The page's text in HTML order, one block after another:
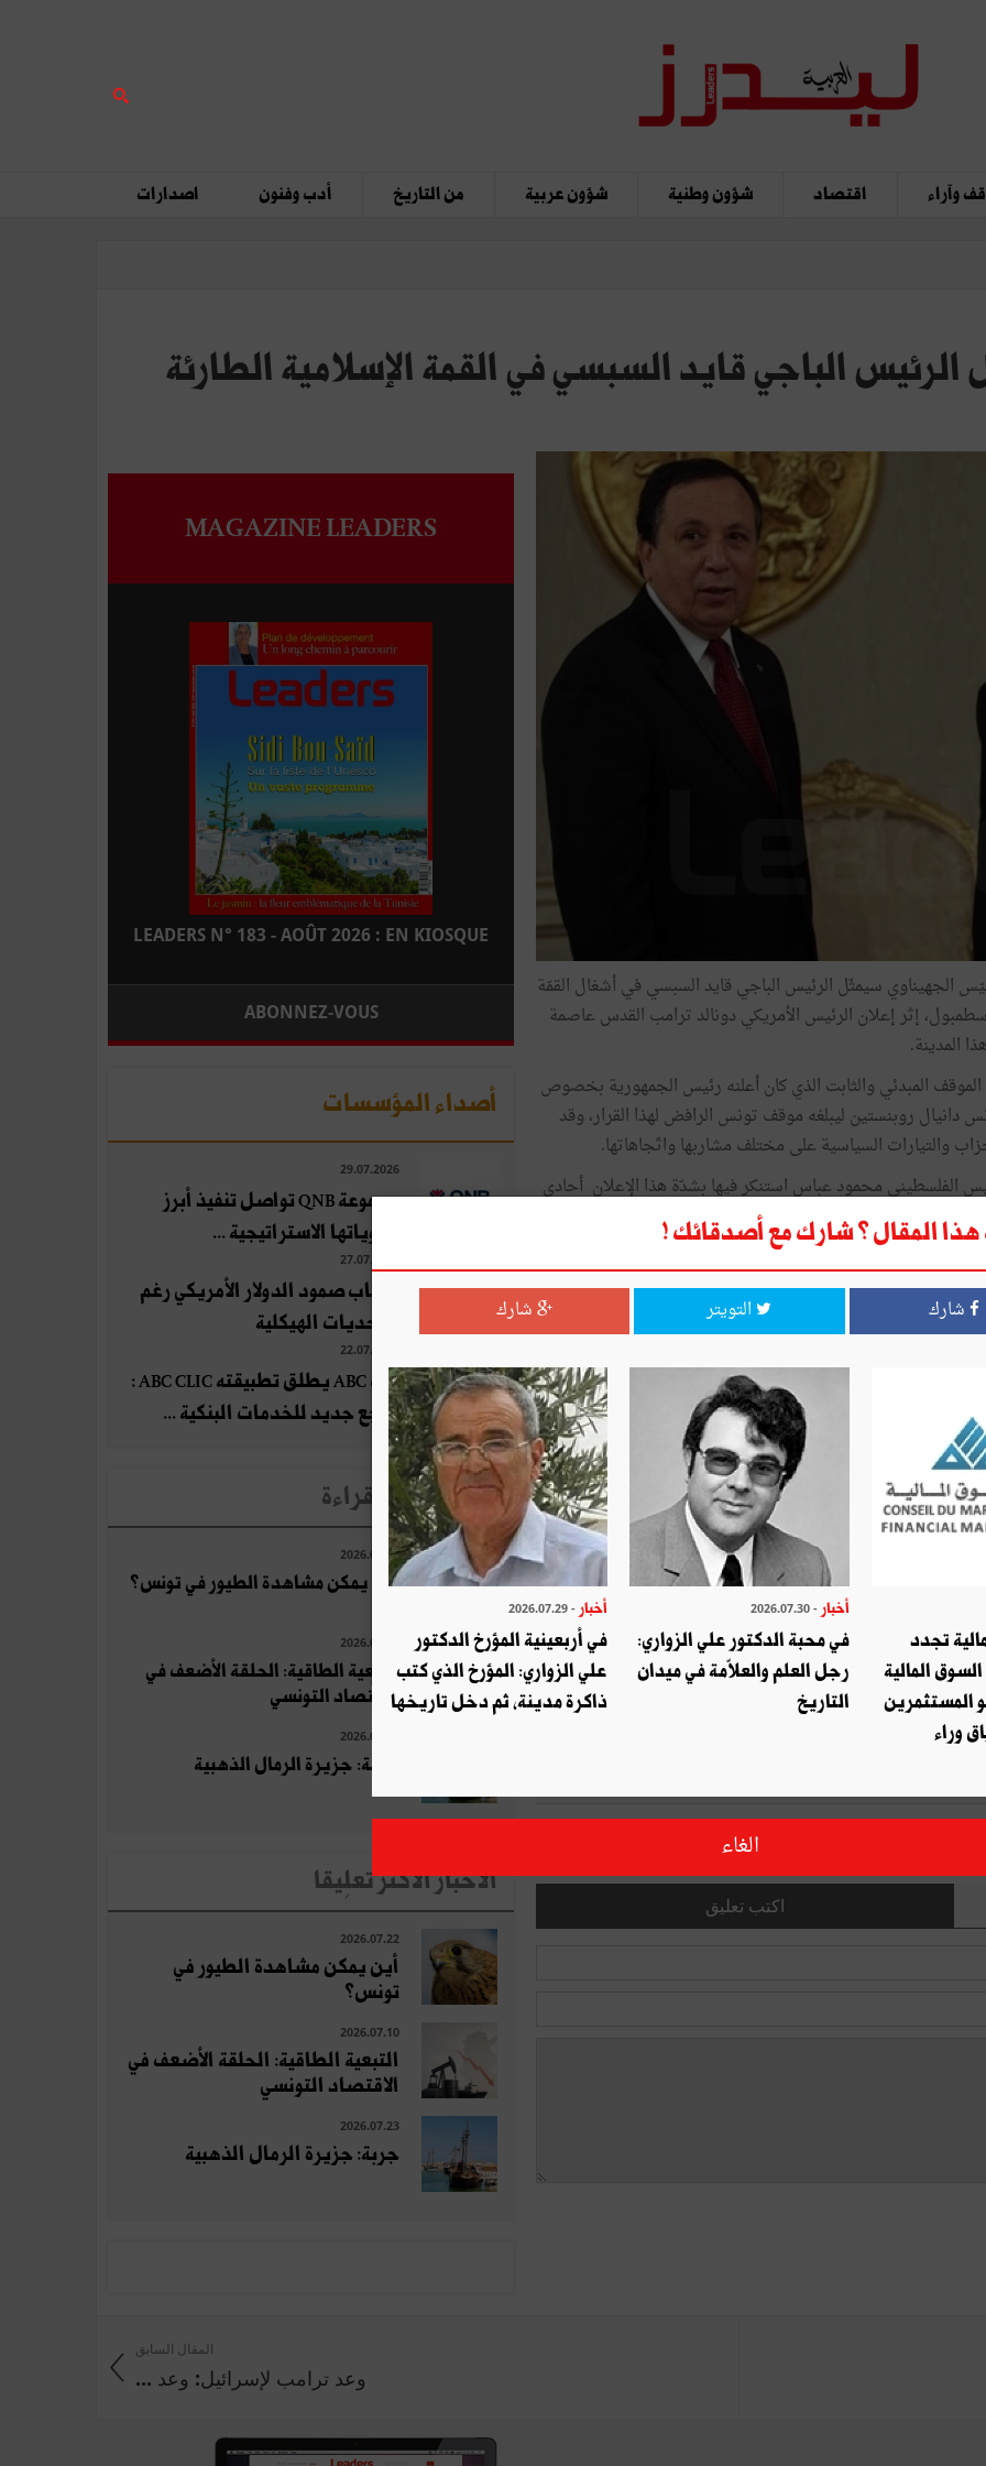
وآراء اقتصاد شؤون وطنية شؤون عربية من التاريخ أدب وفنون اصدارات
الباجي قايد السبسي في القمة الإسلامية الطارئة
الجهيناوي سيمثّل الرئيس الباجي قايد السبسي في أشغال القمّة
الأربعاء 13 ديسمبر الجاري بإسطمبول، إثر إعلان الرئيس الأمريكي دونالد ترامب القدس عاصمة
المدينة.
الموقف المبدئي والثابت الذي كان أعلنه رئيس الجمهورية بخصوص
روبنستين ليبلغه موقف تونس الرافض لهذا القرار، وقد
والتيارات السياسية على مختلف مشاربها واتّجاهاتها.
الفلسطيني محمود عباس استنكر فيها بشدّة هذا الإعلان أحادي
الفلسطيني واستهدافا لتطلعاته المشروعة لنيل حريته
للاتّفاقيات بين الجانبين الفلسطيني والإسرائيلي التي
تقريره في مفاوضات الحلّ النهائي".
ببذل كلّ ما بوسعها مع الدول الشقيقة والصديقة من أجل حشد
الدولية وانتزاع الاعتراف الكامل بحق الشعب الفلسطيني
فيما ستتخذه من تدابير وإجراءات للدّفاع عن حقوق الشعب
"شعب الجبارين" ستنتصر في النهاية مهما اشتدت الأزمات
؟ شارك مع أصدقائك !
التويتر شارك
اكتب تعليق
MAGAZINE LEADERS
LEADERS N° 183 - AOÛT 2026 : EN KIOSQUE
ABONNEZ-VOUS
أصداء المؤسسات
29.07.2026
مجموعة QNB تواصل تنفيذ أبرز
أولوياتها الاستراتيجية ...
27.07.2026
أسباب صمود الدولار الأمريكي رغم
التحديات الهيكلية
22.07.2026
بنك ABC يطلق تطبيقته ABC CLIC :
مرجع جديد للخدمات البنكية ...
الأخبار الأكثر قراءة
2026.07.22
أين يمكن مشاهدة الطيور في تونس؟
2026.07.10
التبعية الطاقية: الحلقة الأضعف في
الاقتصاد التونسي
2026.07.23
جربة: جزيرة الرمال الذهبية
الأخبار الأكثر تعلِيقا
2026.07.22
أين يمكن مشاهدة الطيور في
تونس؟
2026.07.10
التبعية الطاقية: الحلقة الأضعف في
الاقتصاد التونسي
2026.07.23
جربة: جزيرة الرمال الذهبية
المقال السابق
وعد ترامب لإسرائيل: وعد ...
المقال ؟ شارك مع أصدقائك !
شارك التويتر شارك
تجدد
المالية
المستثمرين
وراء
أخبار - 2026.07.30
في محبة الدكتور علي الزواري:
رجل العلم والعلاّمة في ميدان
التاريخ
أخبار - 2026.07.29
في أربعينية المؤرخ الدكتور
علي الزواري: المؤرخ الذي كتب
ذاكرة مدينة، ثم دخل تاريخها
الغاء